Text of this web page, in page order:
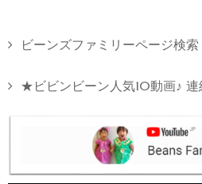
ビーンズファミリーページ検索
★ビビンビーン人気10動画♪